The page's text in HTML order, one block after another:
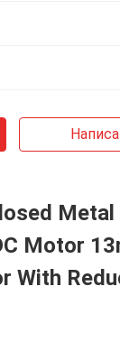
Metal
Motor
With